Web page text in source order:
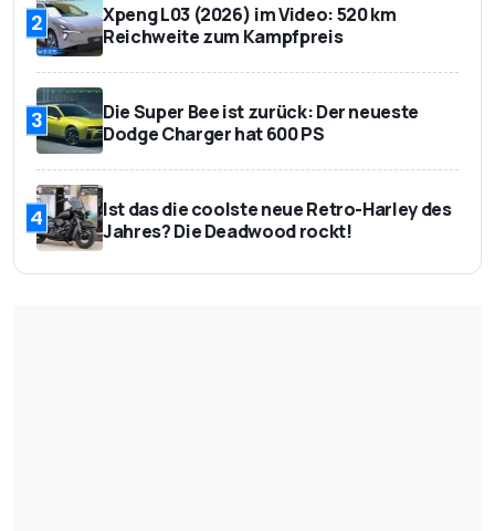
2
Xpeng L03 (2026) im Video: 520 km
Reichweite zum Kampfpreis
3
Die Super Bee ist zurück: Der neueste
Dodge Charger hat 600 PS
4
Ist das die coolste neue Retro-Harley des
Jahres? Die Deadwood rockt!